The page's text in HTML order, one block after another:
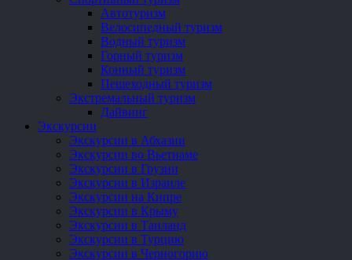
Автотуризм
Велосипедный туризм
Водный туризм
Горный туризм
Конный туризм
Пешеходный туризм
Экстремальный туризм
Дайвинг
Экскурсии
Экскурсии в Абхазии
Экскурсии во Вьетнаме
Экскурсии в Грузии
Экскурсии в Израиле
Экскурсии на Кипре
Экскурсии в Крыму
Экскурсии в Таиланд
Экскурсии в Турцию
Экскурсии в Черногорию